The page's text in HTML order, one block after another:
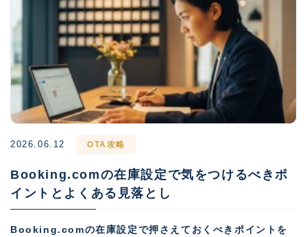
2026.06.12 OTA攻略
Booking.comの在庫設定で気をつけるべきポ
イントとよくある見落とし
Booking.comの在庫設定で押さえておくべきポイントを